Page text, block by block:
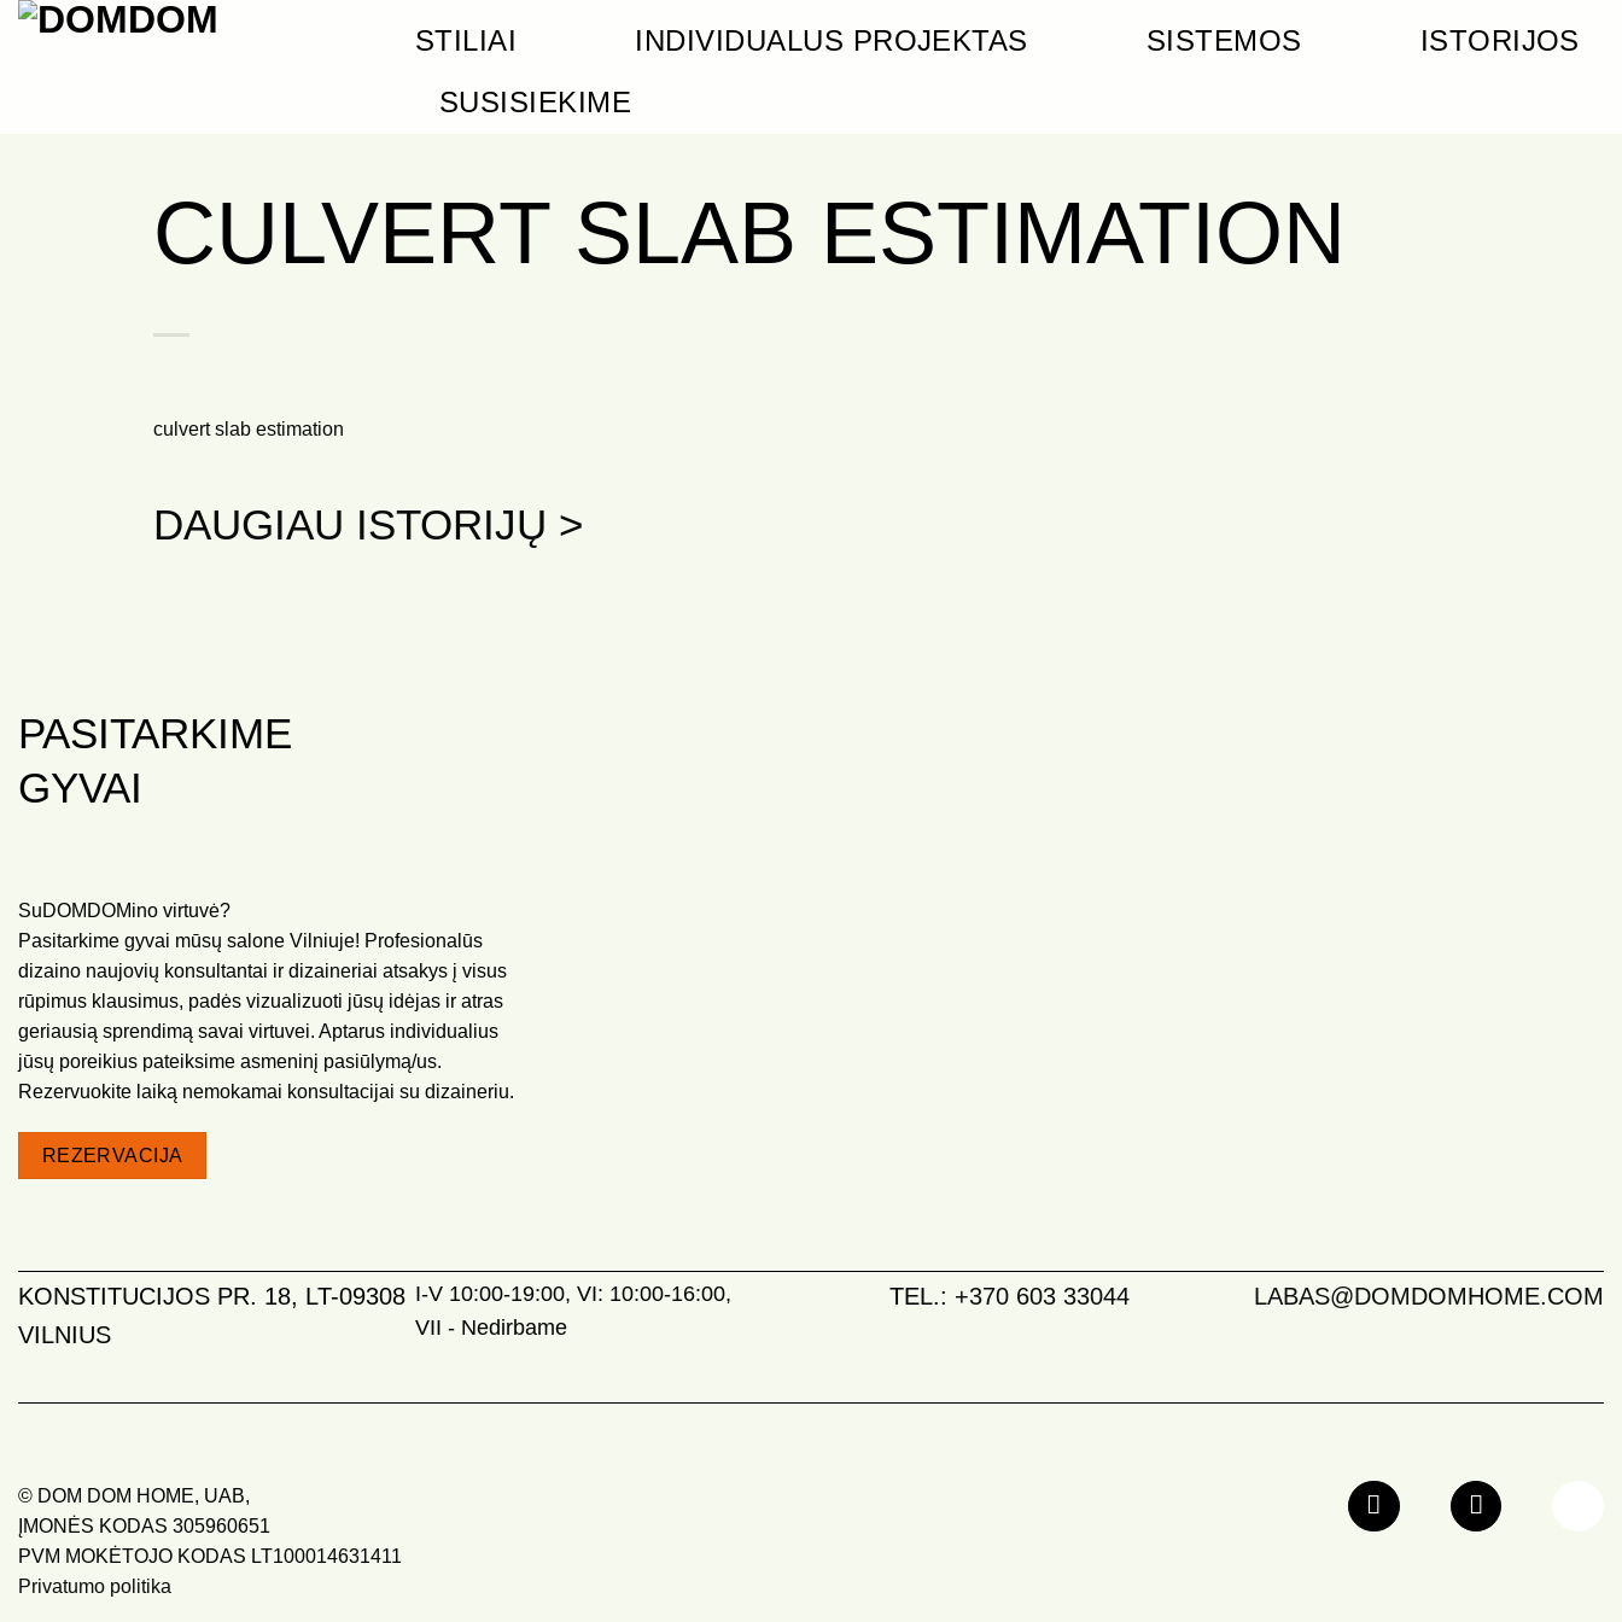
Skip
STILIAI INDIVIDUALUS PROJEKTAS SISTEMOS
ISTORIJOS
SUSISIEKIME
CULVERT SLAB ESTIMATION
culvert slab estimation
DAUGIAU ISTORIJŲ >
PASITARKIME
GYVAI
SuDOMDOMino virtuvė?
Pasitarkime gyvai mūsų salone Vilniuje! Profesionalūs
dizaino naujovių konsultantai ir dizaineriai atsakys į visus
rūpimus klausimus, padės vizualizuoti jūsų idėjas ir atras
geriausią sprendimą savai virtuvei. Aptarus individualius
jūsų poreikius pateiksime asmeninį pasiūlymą/us.
Rezervuokite laiką nemokamai konsultacijai su dizaineriu.
REZERVACIJA
KONSTITUCIJOS PR. 18, LT-09308
VILNIUS
I-V 10:00-19:00, VI: 10:00-16:00,
VII - Nedirbame
TEL.: +370 603 33044 LABAS@DOMDOMHOME.COM
© DOM DOM HOME, UAB,
ĮMONĖS KODAS 305960651
PVM MOKĖTOJO KODAS LT100014631411
Privatumo politika